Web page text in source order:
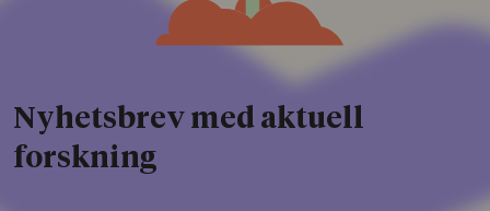
Nyhetsbrev med aktuell
forskning